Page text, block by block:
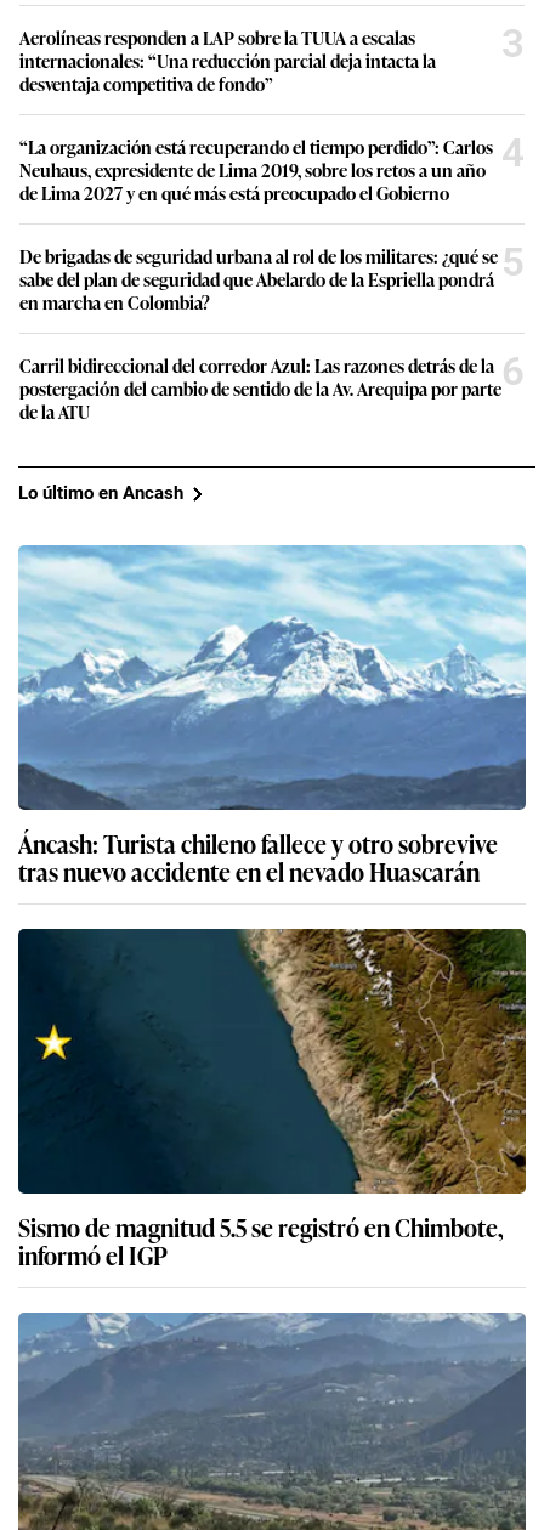
Aerolíneas responden a LAP sobre la TUUA a escalas
internacionales: “Una reducción parcial deja intacta la
desventaja competitiva de fondo”
3
“La organización está recuperando el tiempo perdido”: Carlos
Neuhaus, expresidente de Lima 2019, sobre los retos a un año
de Lima 2027 y en qué más está preocupado el Gobierno
4
De brigadas de seguridad urbana al rol de los militares: ¿qué se
sabe del plan de seguridad que Abelardo de la Espriella pondrá
en marcha en Colombia?
5
Carril bidireccional del corredor Azul: Las razones detrás de la
postergación del cambio de sentido de la Av. Arequipa por parte
de la ATU
6
Lo último en Ancash
Áncash: Turista chileno fallece y otro sobrevive
tras nuevo accidente en el nevado Huascarán
Sismo de magnitud 5.5 se registró en Chimbote,
informó el IGP